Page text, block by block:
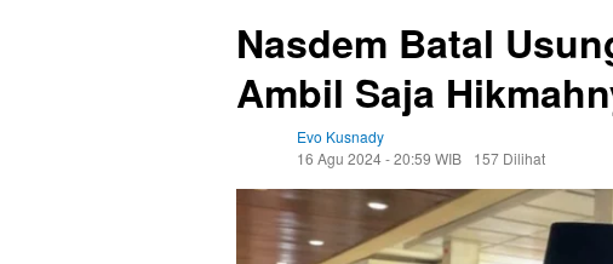
Nasdem Batal
Ambil Saja
Evo Kusnady
16 Agu 2024 - 20:59 WIB
157 Dilihat